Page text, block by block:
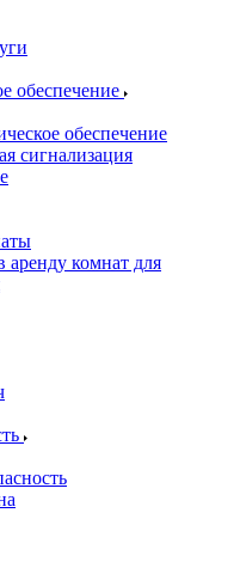
обеспечение
обеспечение
сигнализация
аренду комнат для